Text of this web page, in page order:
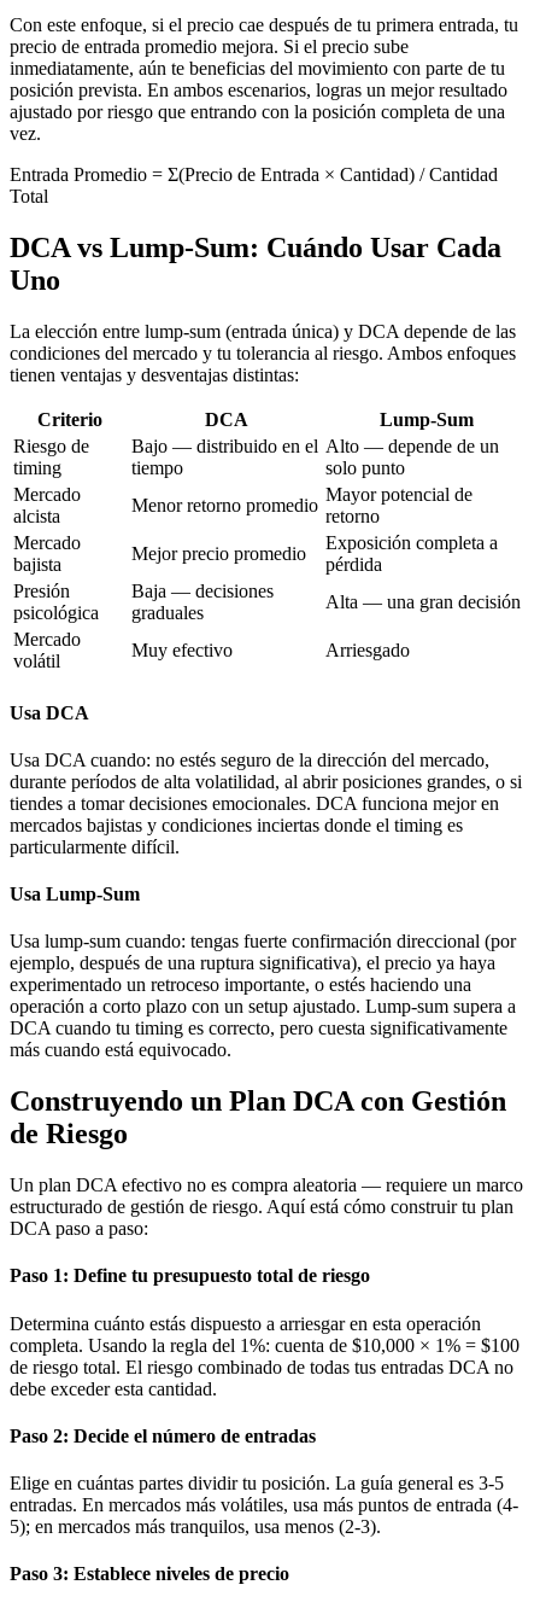
Con este enfoque, si el precio cae después de tu primera entrada, tu
precio de entrada promedio mejora. Si el precio sube
inmediatamente, aún te beneficias del movimiento con parte de tu
posición prevista. En ambos escenarios, logras un mejor resultado
ajustado por riesgo que entrando con la posición completa de una
vez.
Entrada Promedio = Σ(Precio de Entrada × Cantidad) / Cantidad
Total
DCA vs Lump-Sum: Cuándo Usar Cada
Uno
La elección entre lump-sum (entrada única) y DCA depende de las
condiciones del mercado y tu tolerancia al riesgo. Ambos enfoques
tienen ventajas y desventajas distintas:
Criterio DCA
Lump-Sum
Riesgo de
timing
Bajo — distribuido en el
tiempo
Alto — depende de un
solo punto
Mercado
alcista
Menor retorno promedio
Mayor potencial de
retorno
Mercado
bajista
Mejor precio promedio
Exposición completa a
pérdida
Presión
psicológica
Baja — decisiones
graduales
Alta — una gran decisión
Mercado
volátil
Muy efectivo Arriesgado
Usa DCA
Usa DCA cuando: no estés seguro de la dirección del mercado,
durante períodos de alta volatilidad, al abrir posiciones grandes, o si
tiendes a tomar decisiones emocionales. DCA funciona mejor en
mercados bajistas y condiciones inciertas donde el timing es
particularmente difícil.
Usa Lump-Sum
Usa lump-sum cuando: tengas fuerte confirmación direccional (por
ejemplo, después de una ruptura significativa), el precio ya haya
experimentado un retroceso importante, o estés haciendo una
operación a corto plazo con un setup ajustado. Lump-sum supera a
DCA cuando tu timing es correcto, pero cuesta significativamente
más cuando está equivocado.
Construyendo un Plan DCA con Gestión
de Riesgo
Un plan DCA efectivo no es compra aleatoria — requiere un marco
estructurado de gestión de riesgo. Aquí está cómo construir tu plan
DCA paso a paso:
Paso 1: Define tu presupuesto total de riesgo
Determina cuánto estás dispuesto a arriesgar en esta operación
completa. Usando la regla del 1%: cuenta de $10,000 × 1% = $100
de riesgo total. El riesgo combinado de todas tus entradas DCA no
debe exceder esta cantidad.
Paso 2: Decide el número de entradas
Elige en cuántas partes dividir tu posición. La guía general es 3-5
entradas. En mercados más volátiles, usa más puntos de entrada (4-
5); en mercados más tranquilos, usa menos (2-3).
Paso 3: Establece niveles de precio